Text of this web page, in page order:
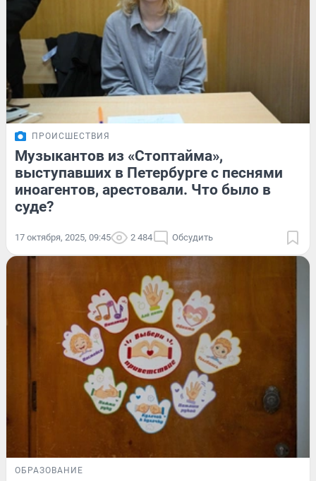
ПРОИСШЕСТВИЯ
Музыкантов из «Стоптайма»,
выступавших в Петербурге с песнями
иноагентов, арестовали. Что было в
суде?
17 октября, 2025, 09:45 2 484 Обсудить
ОБРАЗОВАНИЕ